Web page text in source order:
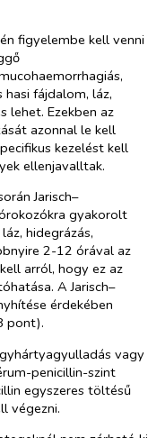
figyelembe kell venni
fájdalom, láz,
lehet. Ezekben az
azonnal le kell
kezelést kell
ellenjavalltak.
Jarisch–
gyakorolt
hidegrázás,
2-12 órával az
arról, hogy ez az
A Jarisch–
érdekében
pont).
vagy
penicillin-szint
egyszeres töltésű
végezni.